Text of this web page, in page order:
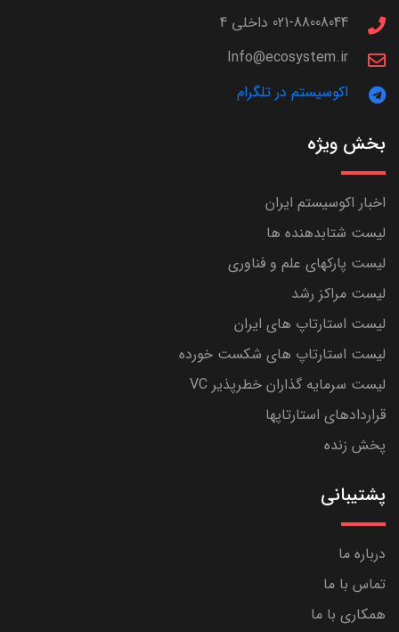
021-88008044 داخلی 4
Info@ecosystem.ir
اکوسیستم در تلگرام
بخش ویژه
اخبار اکوسیستم ایران
لیست شتابدهنده ها
لیست پارکهای علم و فناوری
لیست مراکز رشد
لیست استارتاپ های ایران
لیست استارتاپ های شکست خورده
لیست سرمایه گذاران خطرپذیر VC
قراردادهای استارتاپها
پخش زنده
پشتیبانی
درباره ما
تماس با ما
همکاری با ما